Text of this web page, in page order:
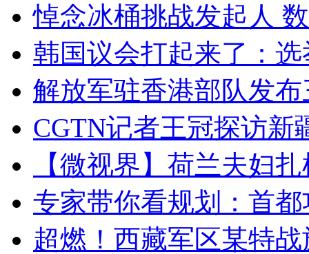
悼念冰桶挑战发起人
韩国议会打起来了：
解放军驻香港部队发
CGTN记者王冠探访新
【微视界】荷兰夫妇
专家带你看规划：首
超燃！西藏军区某特